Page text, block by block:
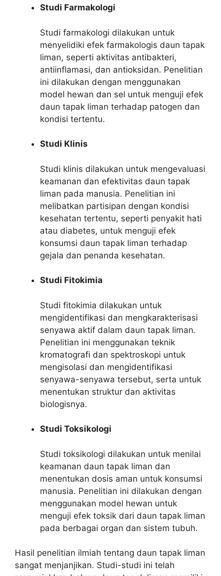
Studi Farmakologi
Studi farmakologi dilakukan untuk
menyelidiki efek farmakologis daun tapak
liman, seperti aktivitas antibakteri,
antiinflamasi, dan antioksidan. Penelitian
ini dilakukan dengan menggunakan
model hewan dan sel untuk menguji efek
daun tapak liman terhadap patogen dan
kondisi tertentu.
Studi Klinis
Studi klinis dilakukan untuk mengevaluasi
keamanan dan efektivitas daun tapak
liman pada manusia. Penelitian ini
melibatkan partisipan dengan kondisi
kesehatan tertentu, seperti penyakit hati
atau diabetes, untuk menguji efek
konsumsi daun tapak liman terhadap
gejala dan penanda kesehatan.
Studi Fitokimia
Studi fitokimia dilakukan untuk
mengidentifikasi dan mengkarakterisasi
senyawa aktif dalam daun tapak liman.
Penelitian ini menggunakan teknik
kromatografi dan spektroskopi untuk
mengisolasi dan mengidentifikasi
senyawa-senyawa tersebut, serta untuk
menentukan struktur dan aktivitas
biologisnya.
Studi Toksikologi
Studi toksikologi dilakukan untuk menilai
keamanan daun tapak liman dan
menentukan dosis aman untuk konsumsi
manusia. Penelitian ini dilakukan dengan
menggunakan model hewan untuk
menguji efek toksik dari daun tapak liman
pada berbagai organ dan sistem tubuh.
Hasil penelitian ilmiah tentang daun tapak liman
sangat menjanjikan. Studi-studi ini telah